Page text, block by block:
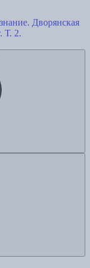
Дворянская
Т. 2.